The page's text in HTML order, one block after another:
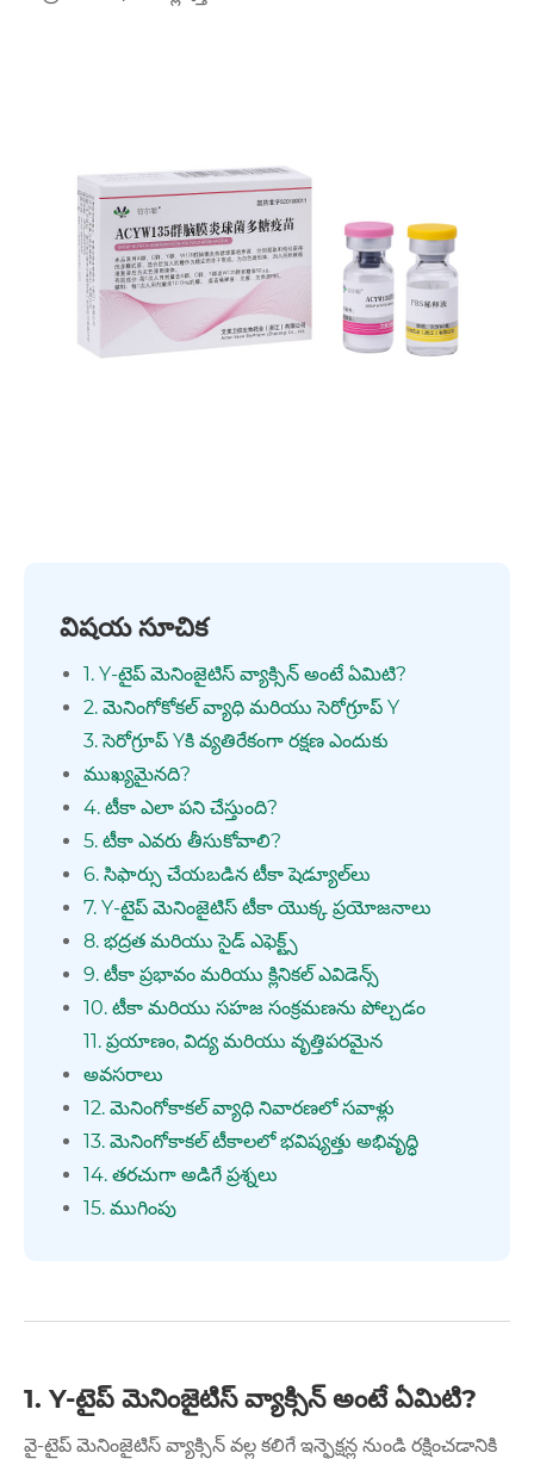
విషయ సూచిక
1. Y-టైప్ మెనింజైటిస్ వ్యాక్సిన్ అంటే ఏమిటి?
2. మెనింగోకోకల్ వ్యాధి మరియు సెరోగ్రూప్ Y
3. సెరోగ్రూప్ Yకి వ్యతిరేకంగా రక్షణ ఎందుకు
ముఖ్యమైనది?
4. టీకా ఎలా పని చేస్తుంది?
5. టీకా ఎవరు తీసుకోవాలి?
6. సిఫార్సు చేయబడిన టీకా షెడ్యూల్‌లు
7. Y-టైప్ మెనింజైటిస్ టీకా యొక్క ప్రయోజనాలు
8. భద్రత మరియు సైడ్ ఎఫెక్ట్స్
9. టీకా ప్రభావం మరియు క్లినికల్ ఎవిడెన్స్
10. టీకా మరియు సహజ సంక్రమణను పోల్చడం
11. ప్రయాణం, విద్య మరియు వృత్తిపరమైన
అవసరాలు
12. మెనింగోకాకల్ వ్యాధి నివారణలో సవాళ్లు
13. మెనింగోకాకల్ టీకాలలో భవిష్యత్తు అభివృద్ధి
14. తరచుగా అడిగే ప్రశ్నలు
15. ముగింపు
1. Y-టైప్ మెనింజైటిస్ వ్యాక్సిన్ అంటే ఏమిటి?
వై-టైప్ మెనింజైటిస్ వ్యాక్సిన్ వల్ల కలిగే ఇన్ఫెక్షన్ల నుండి రక్షించడానికి